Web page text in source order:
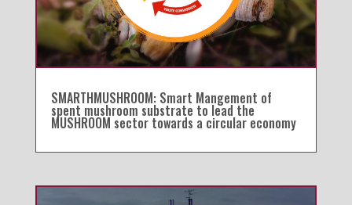
SMARTHMUSHROOM: Smart Mangement of
spent mushroom substrate to lead the
MUSHROOM sector towards a circular economy